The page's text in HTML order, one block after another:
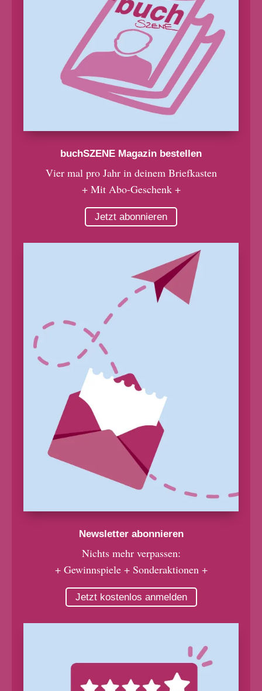
buchSZENE Magazin bestellen
Vier mal pro Jahr in deinem Briefkasten
+ Mit Abo-Geschenk +
Jetzt abonnieren
Newsletter abonnieren
Nichts mehr verpassen:
+ Gewinnspiele + Sonderaktionen +
Jetzt kostenlos anmelden